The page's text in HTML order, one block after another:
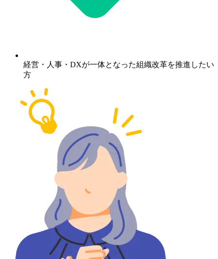
経営・人事・DXが一体となった組織改革を推進したい
方